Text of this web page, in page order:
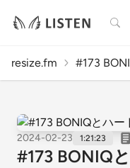
検索
resize.fm #173
2024-02-23 1:21:23
#173 BONIQ